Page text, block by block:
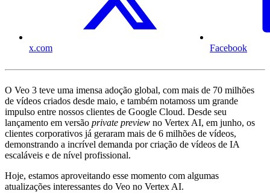
x.com Facebook
O Veo 3 teve uma imensa adoção global, com mais de 70 milhões
de vídeos criados desde maio, e também notamoss um grande
impulso entre nossos clientes de Google Cloud. Desde seu
lançamento em versão private preview no Vertex AI, em junho, os
clientes corporativos já geraram mais de 6 milhões de vídeos,
demonstrando a incrível demanda por criação de vídeos de IA
escaláveis e de nível profissional.
Hoje, estamos aproveitando esse momento com algumas
atualizações interessantes do Veo no Vertex AI.